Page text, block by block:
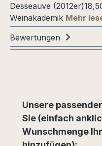
Desseauve
Weinakademik Mehr
Bewertungen
Produktgalerie
Unsere
Sie (einfach
Wunschmenge